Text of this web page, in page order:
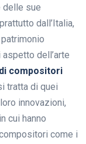
delle sue
dall’Italia,
dell’arte
compositori
tratta di quei
innovazioni,
cui hanno
come i